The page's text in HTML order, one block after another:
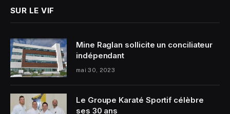
SUR LE VIF
Mine Raglan sollicite un conciliateur
indépendant
mai 30, 2023
Le Groupe Karaté Sportif célèbre
ses 30 ans